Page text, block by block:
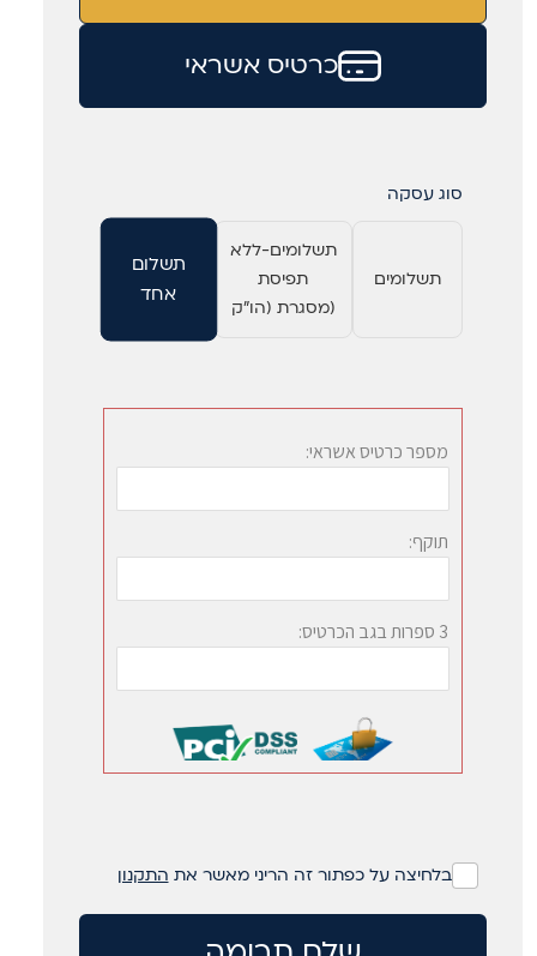
כרטיס אשראי
סוג עסקה
תשלום
אחד
תשלומים-ללא
תפיסת
מסגרת (הו"ק)
תשלומים
בלחיצה על כפתור זה הריני מאשר את התקנון